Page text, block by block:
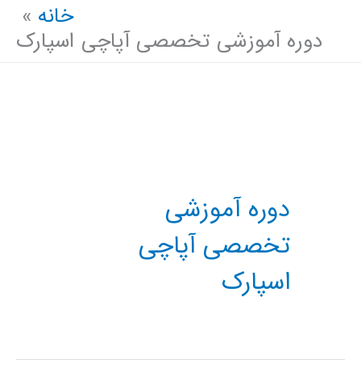
خانه
دوره آموزشی تخصصی آپاچی اسپارک
دوره آموزشی
تخصصی آپاچی
اسپارک